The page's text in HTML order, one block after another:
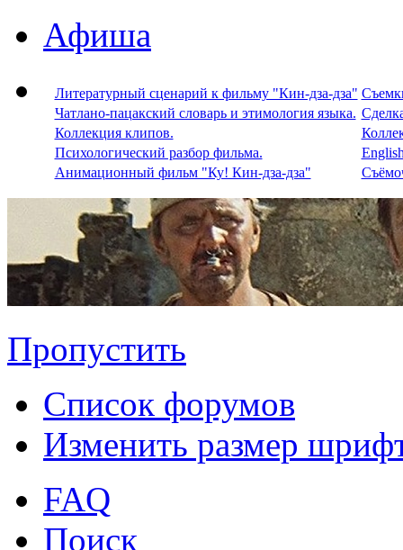
Афиша
Литературный сценарий к фильму "Кин-дза-дза"
Чатлано-пацакский словарь и этимология языка.
Коллекция клипов.
Психологический разбор фильма.
Анимационный фильм "Ку! Кин-дза-дза"
Пропустить
Список форумов
Изменить размер
FAQ
Поиск